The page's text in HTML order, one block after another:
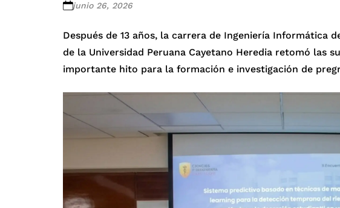
junio 26, 2026
Después de 13 años, la carrera de Ingeniería Informática
de la Universidad Peruana Cayetano Heredia retomó las
importante hito para la formación e investigación de